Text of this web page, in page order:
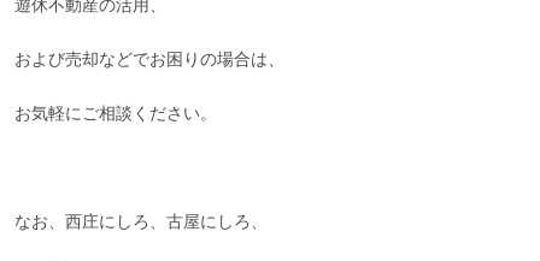
遊休不動産の活用、
および売却などでお困りの場合は、
お気軽にご相談ください。
なお、西庄にしろ、古屋にしろ、